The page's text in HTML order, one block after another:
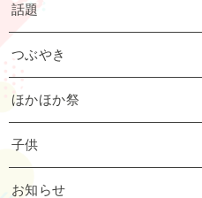
話題
つぶやき
ほかほか祭
子供
お知らせ